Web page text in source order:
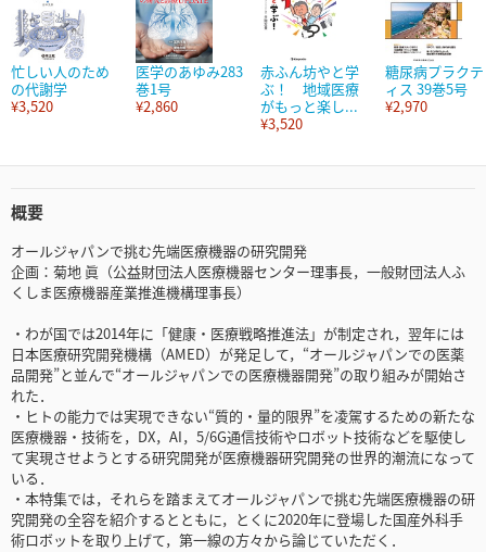
忙しい人のため
の代謝学
¥3,520
医学のあゆみ283
巻1号
¥2,860
赤ふん坊やと学
ぶ！ 地域医療
がもっと楽し...
¥3,520
糖尿病プラクテ
ィス 39巻5号
¥2,970
概要
オールジャパンで挑む先端医療機器の研究開発
企画：菊地 眞（公益財団法人医療機器センター理事長，一般財団法人ふ
くしま医療機器産業推進機構理事長）
・わが国では2014年に「健康・医療戦略推進法」が制定され，翌年には
日本医療研究開発機構（AMED）が発足して，“オールジャパンでの医薬
品開発”と並んで“オールジャパンでの医療機器開発”の取り組みが開始さ
れた．
・ヒトの能力では実現できない“質的・量的限界”を凌駕するための新たな
医療機器・技術を，DX，AI，5/6G通信技術やロボット技術などを駆使し
て実現させようとする研究開発が医療機器研究開発の世界的潮流になって
いる．
・本特集では，それらを踏まえてオールジャパンで挑む先端医療機器の研
究開発の全容を紹介するとともに，とくに2020年に登場した国産外科手
術ロボットを取り上げて，第一線の方々から論じていただく．